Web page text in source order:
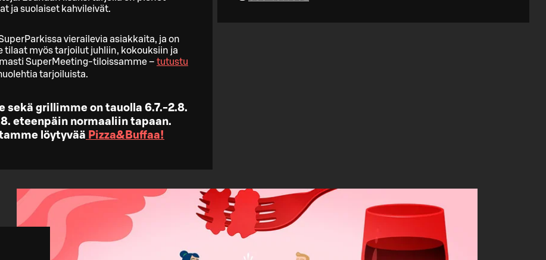
ja suolaiset kahvileivät.
vierailevia asiakkaita, ja on
myös tarjoilut juhliin, kokouksiin ja
SuperMeeting-tiloissamme – tutustu
tarjoiluista.
sekä grillimme on tauolla 6.7.-2.8.
eteenpäin normaaliin tapaan.
löytyvää Pizza&Buffaa!